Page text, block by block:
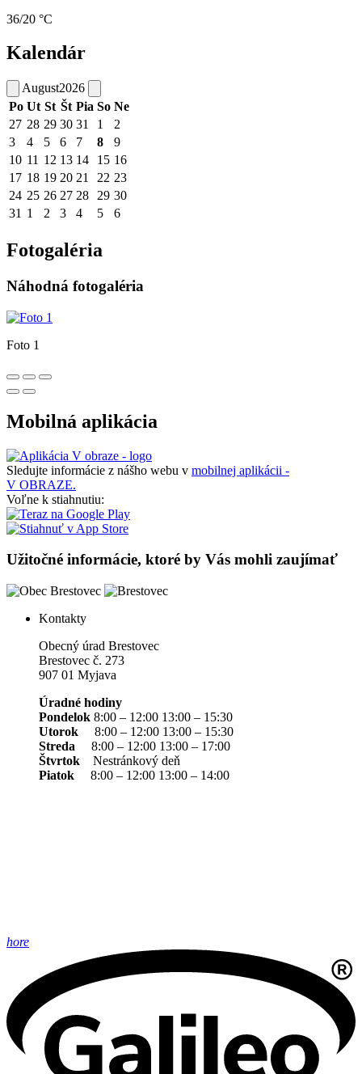
36/20 °C
Kalendár
August2026
Po Ut St Št Pia So Ne
27 28 29 30 31 1
2
3
4 5 6 7 8
9
10 11 12 13 14 15 16
17 18 19 20 21 22 23
24 25 26 27 28 29 30
31 1 2 3 4 5 6
Fotogaléria
Náhodná fotogaléria
Foto 1
Mobilná aplikácia
Sledujte informácie z nášho webu v mobilnej aplikácii -
V OBRAZE.
Voľne k stiahnutiu:
Užitočné informácie, ktoré by Vás mohli zaujímať
Kontakty
Obecný úrad Brestovec
Brestovec č. 273
907 01 Myjava
Úradné hodiny
Pondelok 8:00 – 12:00 13:00 – 15:30
Utorok 8:00 – 12:00 13:00 – 15:30
Streda 8:00 – 12:00 13:00 – 17:00
Štvrtok Nestránkový deň
Piatok 8:00 – 12:00 13:00 – 14:00
hore